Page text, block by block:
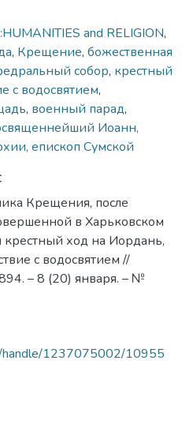
and RELIGION,
, Крещение, божественная
собор, крестный
с водосвятием,
, военный парад,
Иоанн,
епископ Сумской
Крещения, после
в Харьковском
ход на Иордань,
с водосвятием //
– 8 (20) января. – №
handle/1237075002/10955